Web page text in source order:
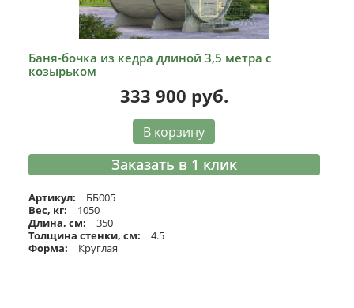
Баня-бочка из кедра длиной 3,5 метра с
козырьком
333 900 руб.
В корзину
Заказать в 1 клик
Артикул:
ББ005
Вес, кг:
1050
Длина, см:
350
Толщина стенки, см:
4.5
Форма:
Круглая